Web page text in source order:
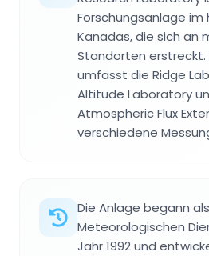
Forschungsanlage im
Kanadas, die sich an
Standorten erstreckt.
umfasst die Ridge
Altitude Laboratory
Atmospheric Flux
verschiedene
Die Anlage begann
Meteorologischen
Jahr 1992 und